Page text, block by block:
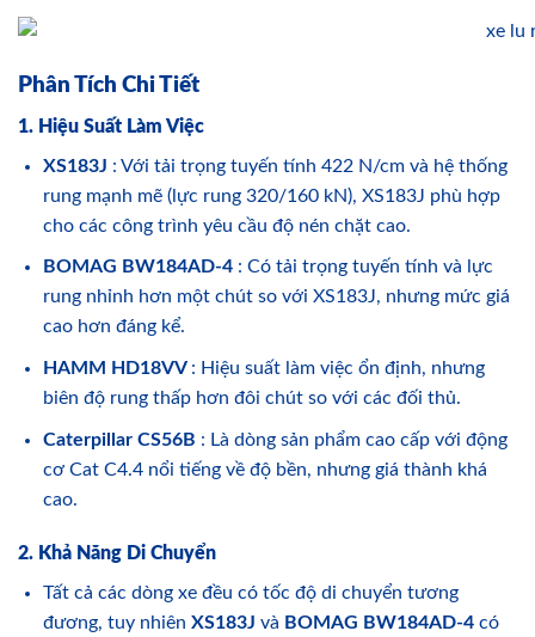
Phân Tích Chi Tiết
1. Hiệu Suất Làm Việc
XS183J : Với tải trọng tuyến tính 422 N/cm và hệ thống
rung mạnh mẽ (lực rung 320/160 kN), XS183J phù hợp
cho các công trình yêu cầu độ nén chặt cao.
BOMAG BW184AD-4 : Có tải trọng tuyến tính và lực
rung nhỉnh hơn một chút so với XS183J, nhưng mức giá
cao hơn đáng kể.
HAMM HD18VV : Hiệu suất làm việc ổn định, nhưng
biên độ rung thấp hơn đôi chút so với các đối thủ.
Caterpillar CS56B : Là dòng sản phẩm cao cấp với động
cơ Cat C4.4 nổi tiếng về độ bền, nhưng giá thành khá
cao.
2. Khả Năng Di Chuyển
Tất cả các dòng xe đều có tốc độ di chuyển tương
đương, tuy nhiên XS183J và BOMAG BW184AD-4 có